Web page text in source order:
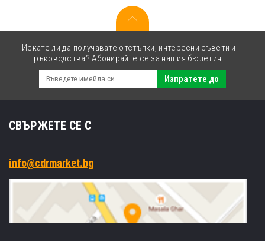
Искате ли да получавате отстъпки, интересни съвети и
ръководства? Абонирайте се за нашия бюлетин.
Изпратете до
СВЪРЖЕТЕ СЕ С
info@cdrmarket.bg